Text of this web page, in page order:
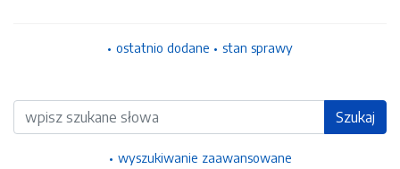
ostatnio dodane stan sprawy
Wyszukiwarka Szukaj
wyszukiwanie zaawansowane